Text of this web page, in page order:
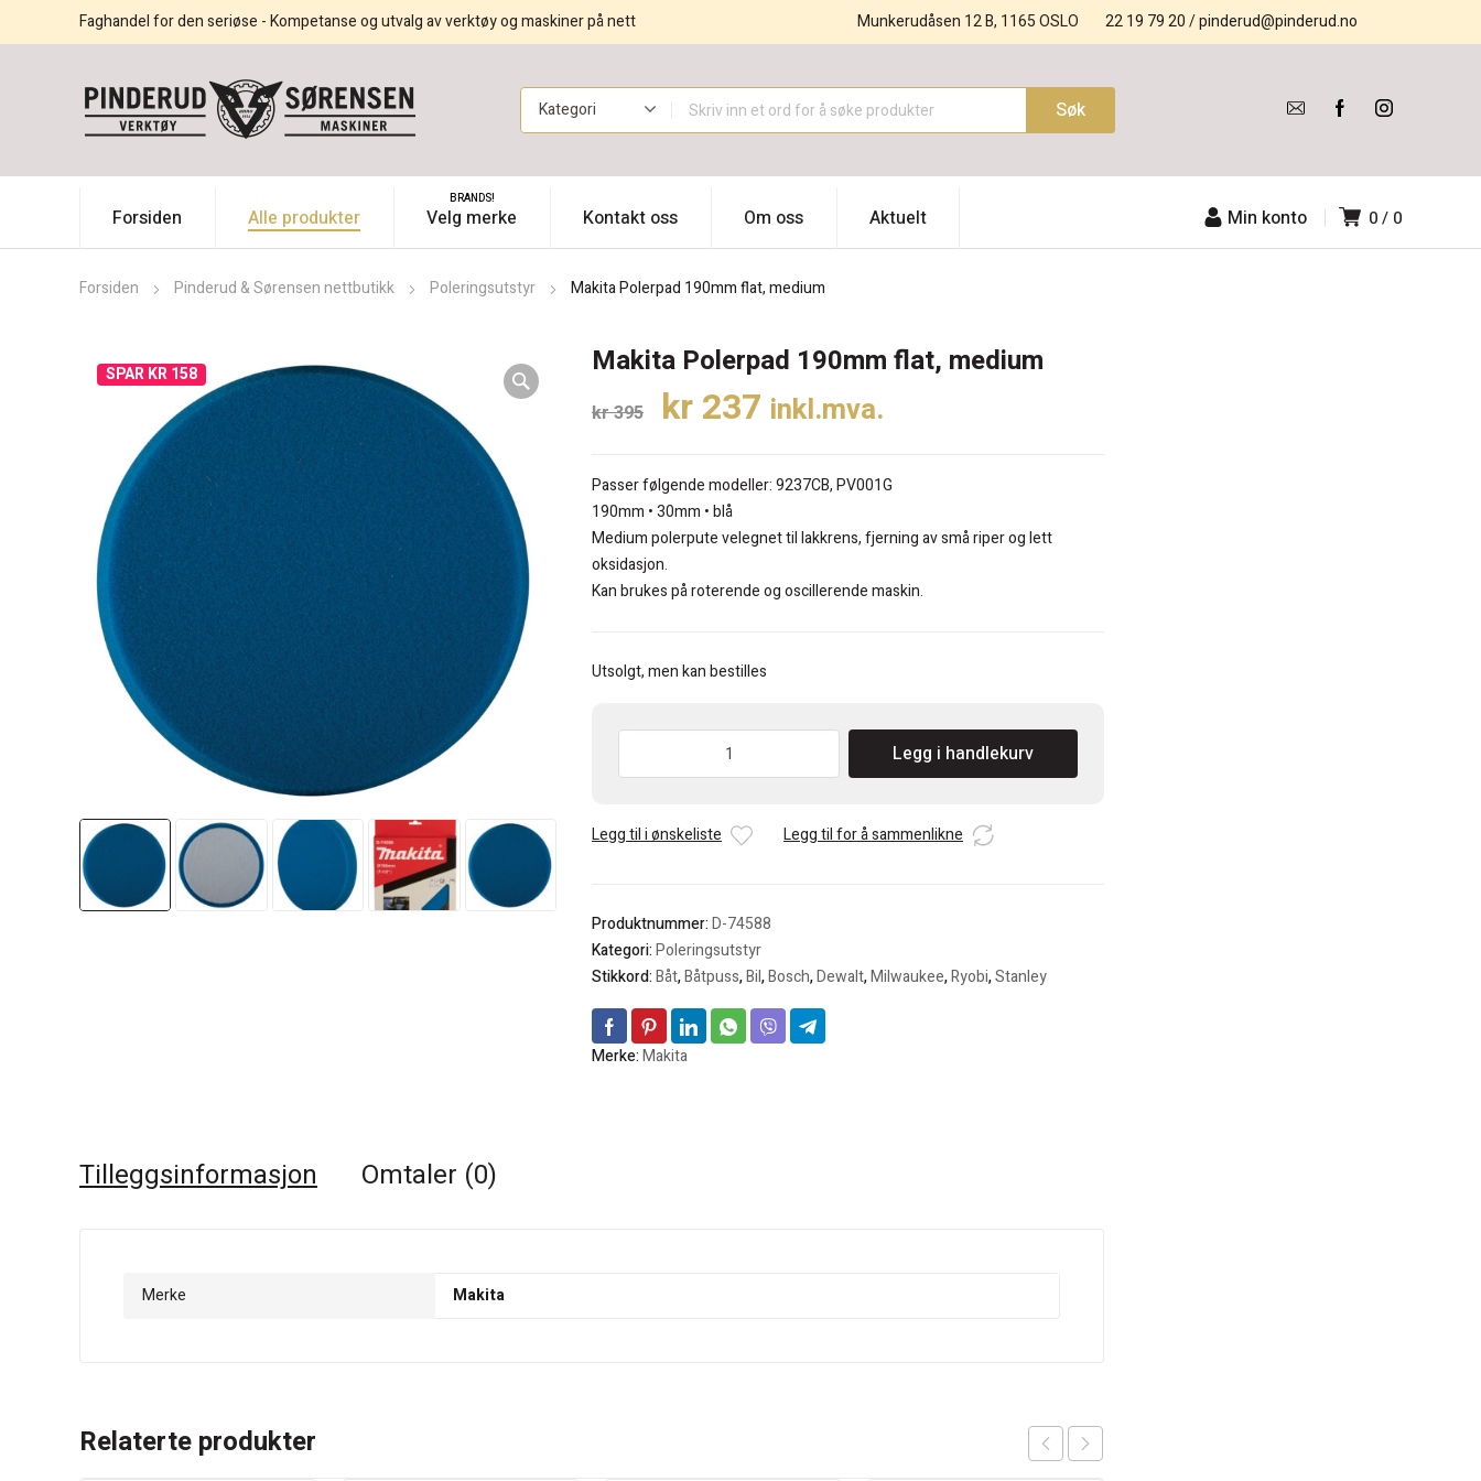
Faghandel for den seriøse - Kompetanse og utvalg av verktøy og maskiner på nett 22 19 79 20/pinderud@pinderud.no
Munkerudåsen 12 B, 1165 OSLO
Forsiden Alle produkter Velg merke
BRANDS!
Kontakt oss Om oss Aktuelt 0 0
Min konto
Forsiden Pinderud & Sørensen nettbutikk Poleringsutstyr Makita Polerpad 190mm flat, medium
SPAR KR 158 Makita Polerpad 190mm flat, medium
kr395 Opprinnelig
var:
kr 395.
kr237 Nåværende
er:
inkl.mva.
Passer følgende modeller: 9237CB, PV001G
190mm • 30mm • blå
Medium polerpute velegnet til lakkrens, fjerning av små riper og lett
oksidasjon.
Kan brukes på roterende og oscillerende maskin.
Utsolgt, men kan bestilles
medium
Legg i handlekurv
Legg til i ønskeliste Legg til for å sammenlikne
Produktnummer:D-74588
Kategori:Poleringsutstyr
Stikkord:Båt,Båtpuss,Bil,Bosch,Dewalt,Milwaukee,Ryobi,Stanley
Merke:Makita
Tilleggsinformasjon Omtaler (0)
Merke Makita
Relaterte produkter